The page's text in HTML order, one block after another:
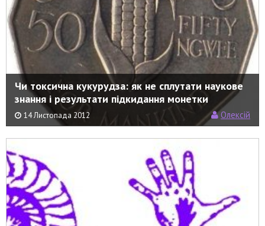
Чи токсична кукурудза: як не сплутати наукове
знання і результати підкидання монетки
14 Листопада 2012 Олексій